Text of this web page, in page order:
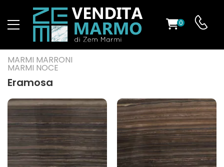
0
MARMI MARRONI
MARMI NOCE
Eramosa